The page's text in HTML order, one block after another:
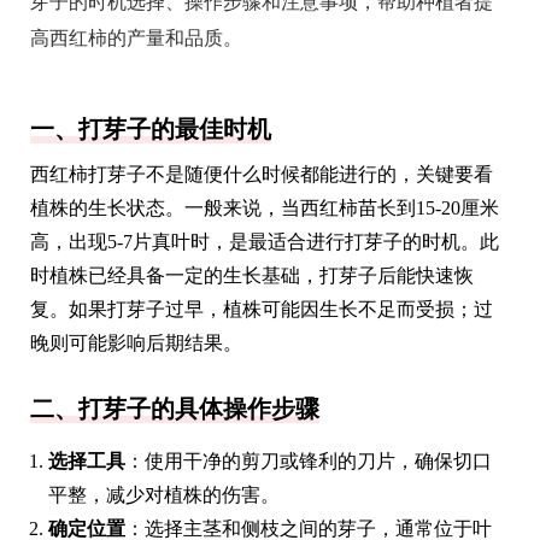
高西红柿的产量和品质。
一、打芽子的最佳时机
西红柿打芽子不是随便什么时候都能进行的，关键要看
植株的生长状态。一般来说，当西红柿苗长到15-20厘米
高，出现5-7片真叶时，是最适合进行打芽子的时机。此
时植株已经具备一定的生长基础，打芽子后能快速恢
复。如果打芽子过早，植株可能因生长不足而受损；过
晚则可能影响后期结果。
二、打芽子的具体操作步骤
选择工具 ：使用干净的剪刀或锋利的刀片，确保切口
平整，减少对植株的伤害。
确定位置 ：选择主茎和侧枝之间的芽子，通常位于叶